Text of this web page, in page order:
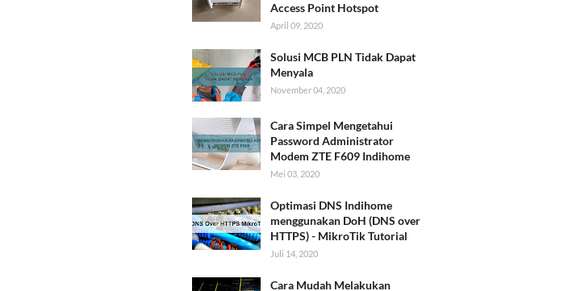
Access Point Hotspot
April 09, 2020
Solusi MCB PLN Tidak Dapat
Menyala
November 04, 2020
Cara Simpel Mengetahui
Password Administrator
Modem ZTE F609 Indihome
Mei 03, 2020
Optimasi DNS Indihome
menggunakan DoH (DNS over
HTTPS) - MikroTik Tutorial
Juli 14, 2020
Cara Mudah Melakukan